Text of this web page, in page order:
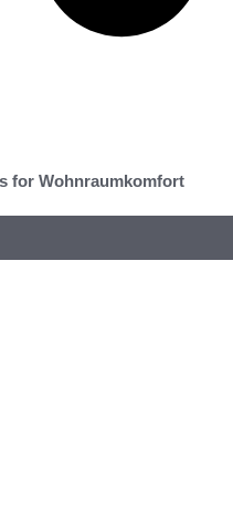
for Wohnraumkomfort